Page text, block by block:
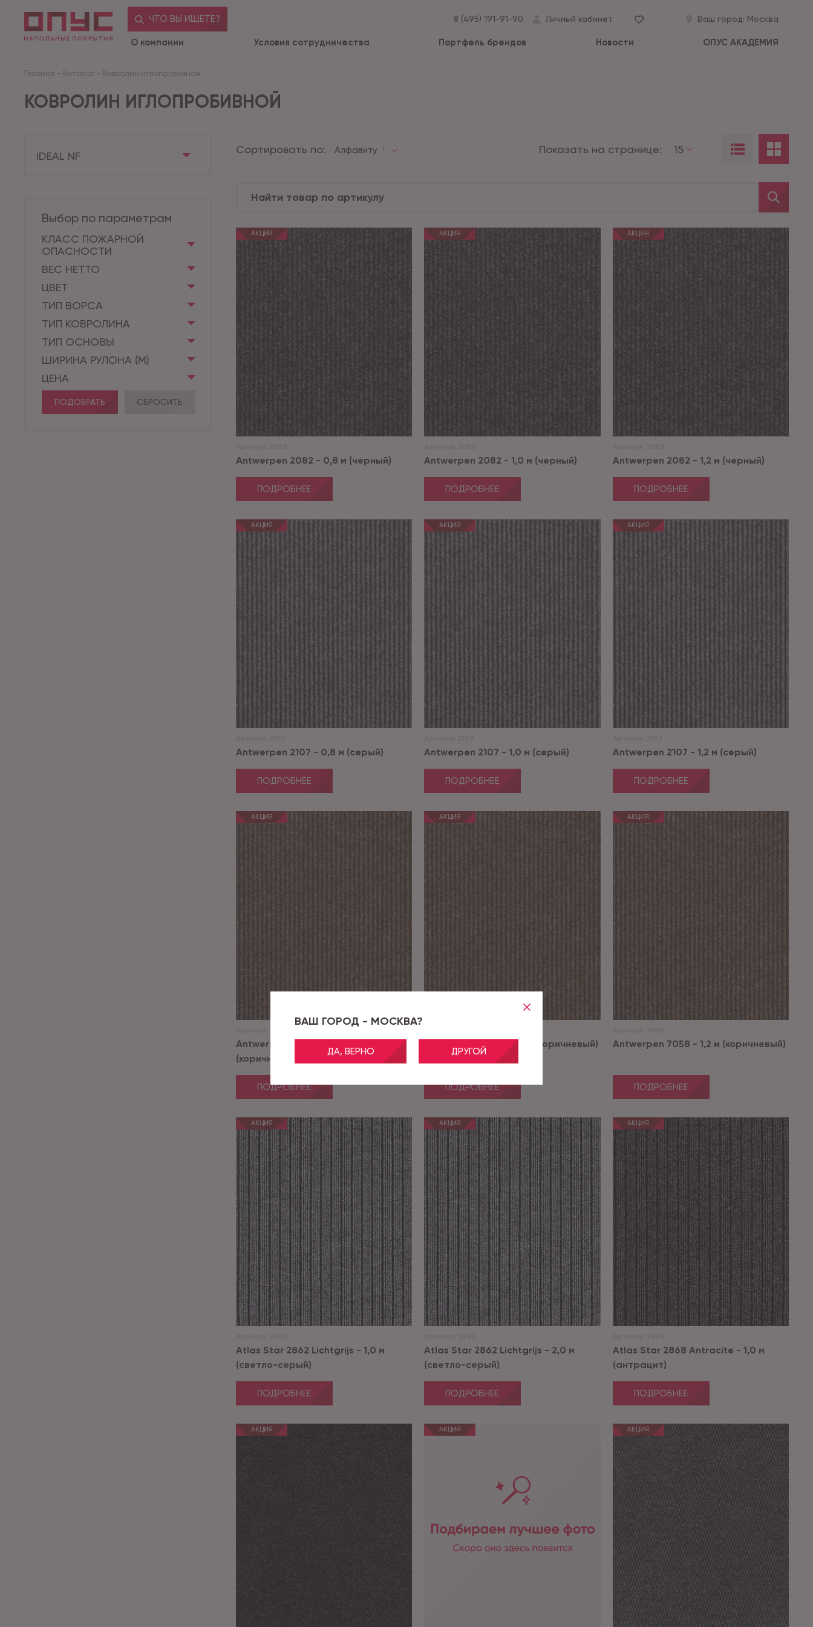
ВАШ ГОРОД - МОСКВА?
ДА, ВЕРНО ДРУГОЙ
ЧТО ВЫ ИЩЕТЕ? 8 (495) 191-91-90 Личный кабинет Ваш город: Москва
О компании Условия сотрудничества Портфель брендов Новости ОПУС АКАДЕМИЯ
Главная - Каталог - Ковролин иглопробивной
КОВРОЛИН ИГЛОПРОБИВНОЙ
IDEAL NF
Выбор по параметрам
КЛАСС ПОЖАРНОЙ
ОПАСНОСТИ
ВЕС НЕТТО
ЦВЕТ
ТИП ВОРСА
ТИП КОВРОЛИНА
ТИП ОСНОВЫ
ШИРИНА РУЛОНА (М)
ЦЕНА
ПОДОБРАТЬ СБРОСИТЬ
Сортировать по: Алфавиту Показать на странице: 15
АКЦИЯ
Antwerpen 2082 - 0,8 м (черный)
ПОДРОБНЕЕ
АКЦИЯ
Antwerpen 2082 - 1,0 м (черный)
ПОДРОБНЕЕ
АКЦИЯ
Antwerpen 2082 - 1,2 м (черный)
ПОДРОБНЕЕ
АКЦИЯ
Antwerpen 2107 - 0,8 м (серый)
ПОДРОБНЕЕ
АКЦИЯ
Antwerpen 2107 - 1,0 м (серый)
ПОДРОБНЕЕ
АКЦИЯ
Antwerpen 2107 - 1,2 м (серый)
ПОДРОБНЕЕ
АКЦИЯ
Antwerpen 7058 - 0,8 м
(коричневый)
ПОДРОБНЕЕ
АКЦИЯ
Antwerpen 7058 - 1,0 м (коричневый)
ПОДРОБНЕЕ
АКЦИЯ
Antwerpen 7058 - 1,2 м (коричневый)
ПОДРОБНЕЕ
АКЦИЯ
Atlas Star 2862 Lichtgrijs - 1,0 м
(светло-серый)
ПОДРОБНЕЕ
АКЦИЯ
Atlas Star 2862 Lichtgrijs - 2,0 м
(светло-серый)
ПОДРОБНЕЕ
АКЦИЯ
Atlas Star 2868 Antracite - 1,0 м
(антрацит)
ПОДРОБНЕЕ
АКЦИЯ АКЦИЯ АКЦИЯ